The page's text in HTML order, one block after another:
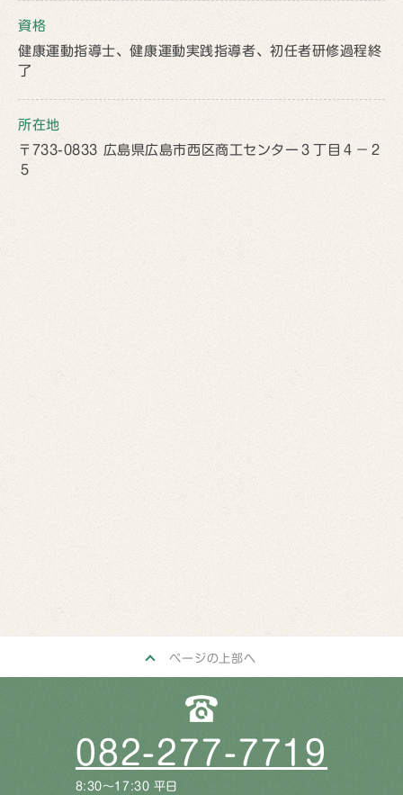
資格
健康運動指導士、健康運動実践指導者、初任者研修過程終
了
所在地
〒733-0833 広島県広島市西区商工センター３丁目４−２
５
ページの上部へ
082-277-7719
8:30〜17:30 平日